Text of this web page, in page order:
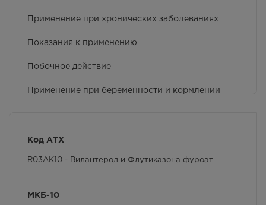
Применение при хронических заболеваниях
Показания к применению
Побочное действие
Применение при беременности и кормлении
Условия хранения
Код АТХ
R03AK10 - Вилантерол и Флутиказона фуроат
МКБ-10